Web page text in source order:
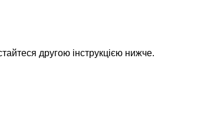
другою інструкцією нижче.